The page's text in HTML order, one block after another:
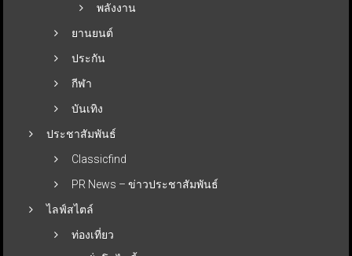
พลังงาน
ยานยนต์
ประกัน
กีฬา
บันเทิง
ประชาสัมพันธ์
Classicfind
PR News – ข่าวประชาสัมพันธ์
ไลฟ์สไตล์
ท่องเที่ยว